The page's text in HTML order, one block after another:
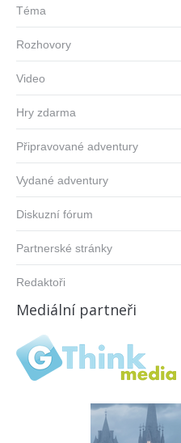
Téma
Rozhovory
Video
Hry zdarma
Připravované adventury
Vydané adventury
Diskuzní fórum
Partnerské stránky
Redaktoři
Mediální partneři